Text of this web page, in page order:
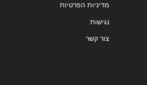
מדיניות הפרטיות
נגישות
צור קשר